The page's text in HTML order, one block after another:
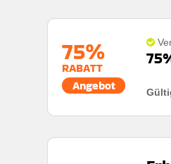
75%
RABATT
Angebot
Berechtigung:Für